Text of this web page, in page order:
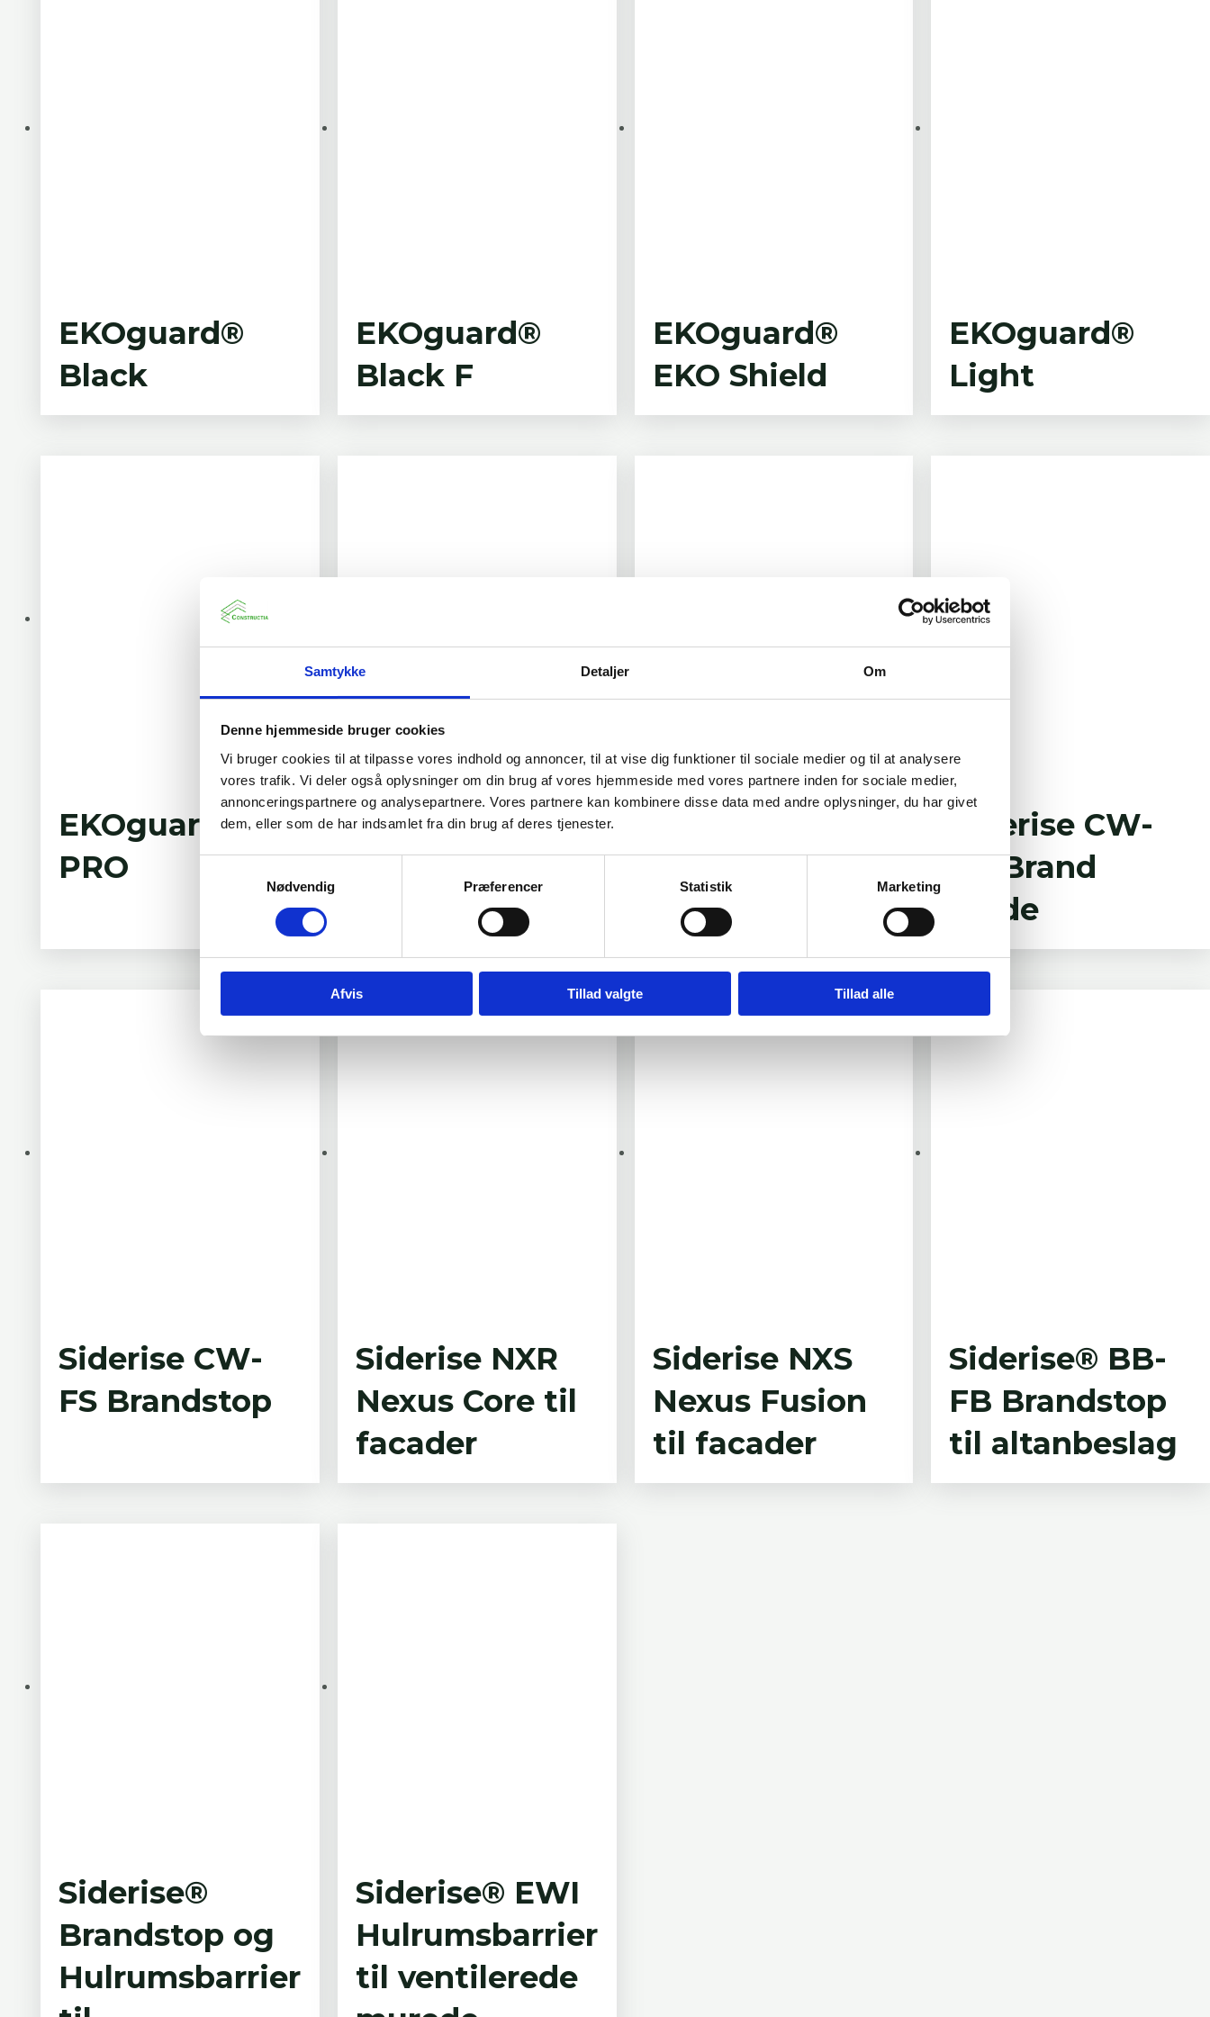
Samtykke Detaljer Om
Denne hjemmeside bruger cookies
Vi bruger cookies til at tilpasse vores indhold og annoncer, til at vise dig funktioner til sociale medier og til at analysere
vores trafik. Vi deler også oplysninger om din brug af vores hjemmeside med vores partnere inden for sociale medier,
annonceringspartnere og analysepartnere. Vores partnere kan kombinere disse data med andre oplysninger, du har givet
dem, eller som de har indsamlet fra din brug af deres tjenester.
Nødvendig
Præferencer Statistik Marketing
Afvis Tillad valgte Tillad alle
EKOguard®
Black
EKOguard®
Black F
EKOguard®
EKO Shield
EKOguard®
Light
EKOguard®
PRO
EKOguard®
Solar
System
Siderise CW-
FB Brand
Plade
Siderise CW-
FS Brandstop
Siderise NXR
Nexus Core til
facader
Siderise NXS
Nexus Fusion
til facader
Siderise® BB-
FB Brandstop
til altanbeslag
Siderise®
Brandstop og
Hulrumsbarrier
Siderise® EWI
Hulrumsbarrier
til ventilerede